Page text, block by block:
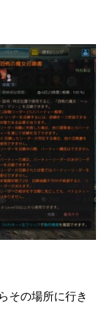
その場所に行き